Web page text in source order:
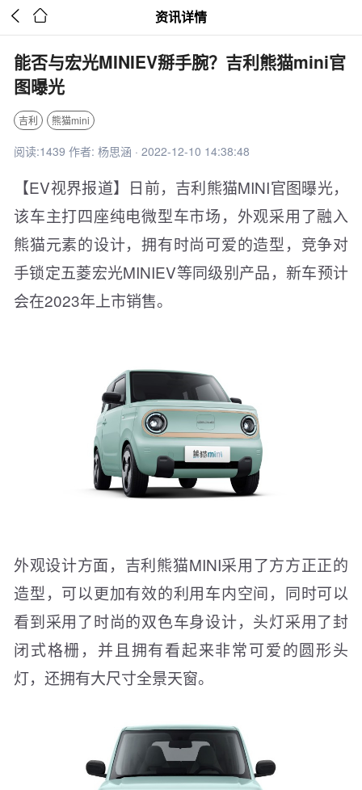
  资讯详情
能否与宏光MINIEV掰手腕？吉利熊猫mini官
图曝光
吉利 熊猫mini
阅读:1439 作者: 杨思涵 · 2022-12-10 14:38:48
【EV视界报道】日前，吉利熊猫MINI官图曝光，
该车主打四座纯电微型车市场，外观采用了融入
熊猫元素的设计，拥有时尚可爱的造型，竞争对
手锁定五菱宏光MINIEV等同级别产品，新车预计
会在2023年上市销售。
外观设计方面，吉利熊猫MINI采用了方方正正的
造型，可以更加有效的利用车内空间，同时可以
看到采用了时尚的双色车身设计，头灯采用了封
闭式格栅，并且拥有看起来非常可爱的圆形头
灯，还拥有大尺寸全景天窗。